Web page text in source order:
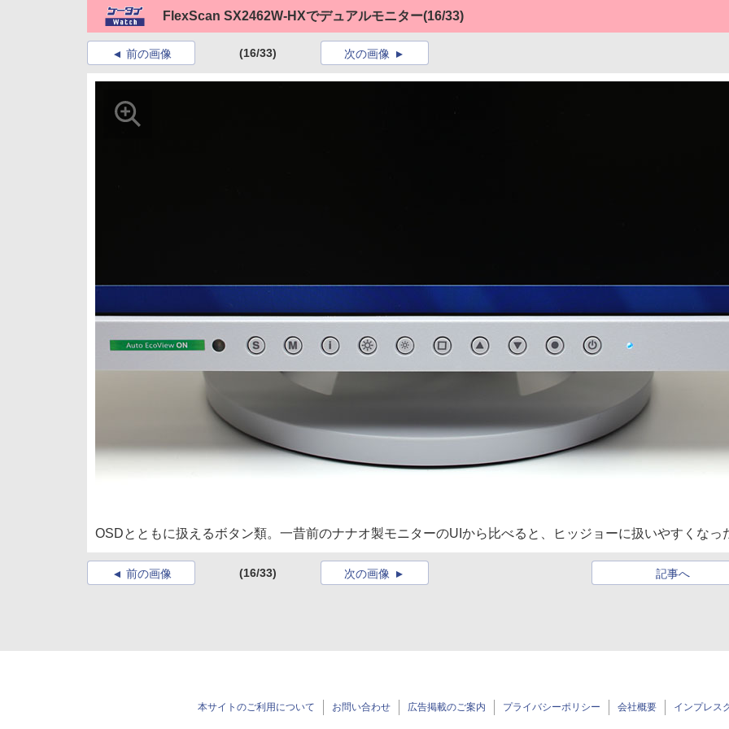
FlexScan SX2462W-HXでデュアルモニター(16/33)
前の画像 (16/33) 次の画像
OSDとともに扱えるボタン類。一昔前のナナオ製モニターのUIから比べると、ヒッジョーに扱いやすくなっ
前の画像 (16/33) 記事へ
次の画像
本サイトのご利用について お問い合わせ 広告掲載のご案内 プライバシーポリシー 会社概要 インプレス